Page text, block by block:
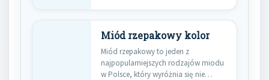
Miód rzepakowy kolor
Miód rzepakowy to jeden z
najpopularniejszych rodzajów miodu
w Polsce, który wyróżnia się nie